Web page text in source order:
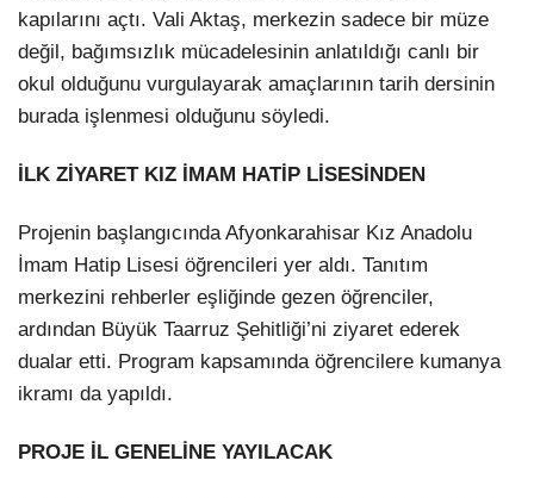
kapılarını açtı. Vali Aktaş, merkezin sadece bir müze
değil, bağımsızlık mücadelesinin anlatıldığı canlı bir
okul olduğunu vurgulayarak amaçlarının tarih dersinin
burada işlenmesi olduğunu söyledi.
İLK ZİYARET KIZ İMAM HATİP LİSESİNDEN
Projenin başlangıcında Afyonkarahisar Kız Anadolu
İmam Hatip Lisesi öğrencileri yer aldı. Tanıtım
merkezini rehberler eşliğinde gezen öğrenciler,
ardından Büyük Taarruz Şehitliği’ni ziyaret ederek
dualar etti. Program kapsamında öğrencilere kumanya
ikramı da yapıldı.
PROJE İL GENELİNE YAYILACAK